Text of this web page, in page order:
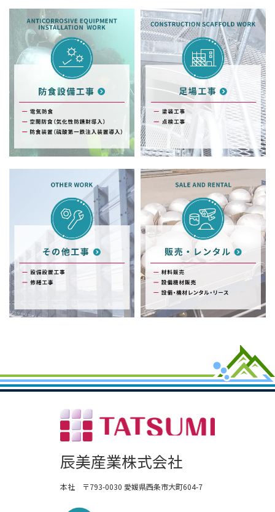
辰美産業株式会社
本社 〒793-0030 愛媛県西条市大町604-7